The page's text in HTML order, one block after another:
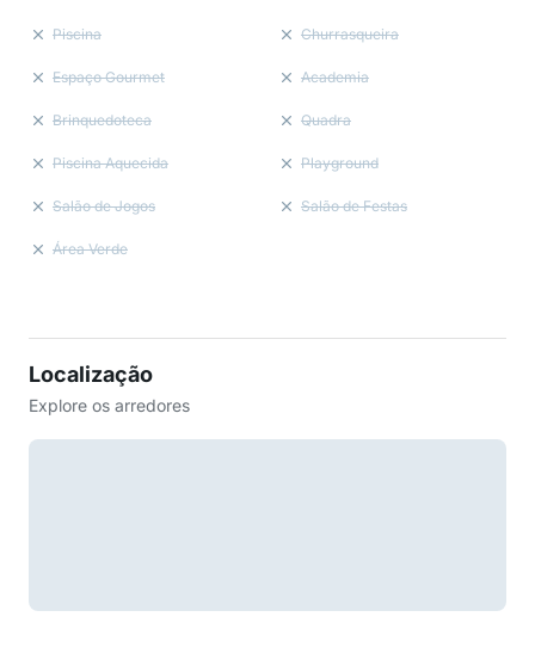
Piscina Churrasqueira
Espaço Gourmet Academia
Brinquedoteca Quadra
Piscina Aquecida Playground
Salão de Jogos Salão de Festas
Área Verde
Localização
Explore os arredores